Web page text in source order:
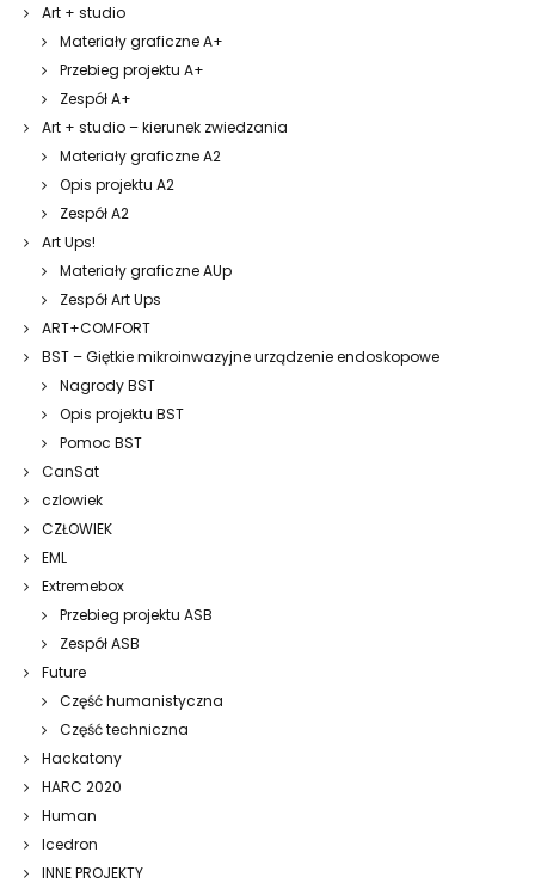
Art + studio
Materiały graficzne A+
Przebieg projektu A+
Zespół A+
Art + studio – kierunek zwiedzania
Materiały graficzne A2
Opis projektu A2
Zespół A2
Art Ups!
Materiały graficzne AUp
Zespół Art Ups
ART+COMFORT
BST – Giętkie mikroinwazyjne urządzenie endoskopowe
Nagrody BST
Opis projektu BST
Pomoc BST
CanSat
czlowiek
CZŁOWIEK
EML
Extremebox
Przebieg projektu ASB
Zespół ASB
Future
Część humanistyczna
Część techniczna
Hackatony
HARC 2020
Human
Icedron
INNE PROJEKTY